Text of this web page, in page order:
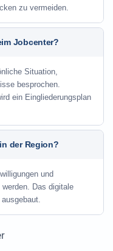
zu vermeiden.
Jobcenter?
Situation,
besprochen.
ein Eingliederungsplan
der Region?
und
Das digitale